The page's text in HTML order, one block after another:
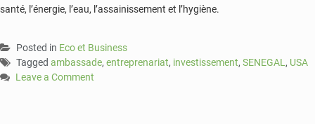
santé, l’énergie, l’eau, l’assainissement et l’hygiène.
Posted in Eco et Business
Tagged ambassade, entreprenariat, investissement, SENEGAL , USA
Leave a Comment